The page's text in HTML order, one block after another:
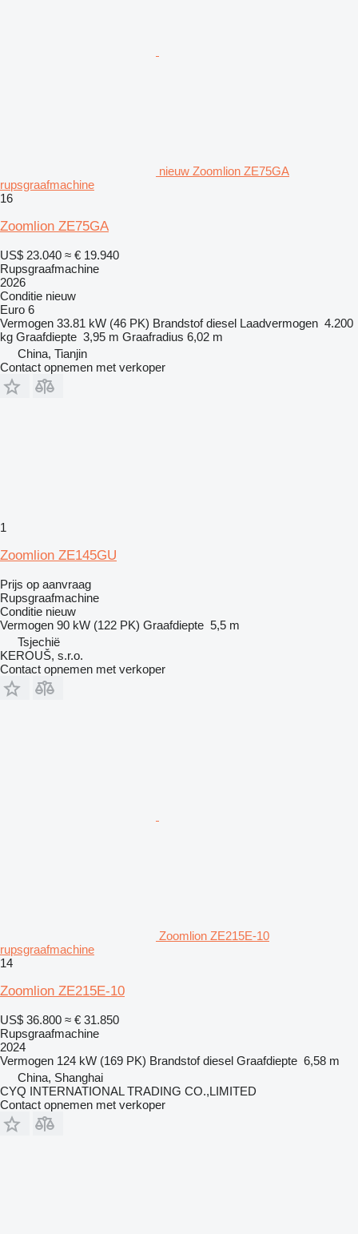
nieuw Zoomlion ZE75GA
rupsgraafmachine
16
Zoomlion ZE75GA
US$ 23.040 ≈ € 19.940
Rupsgraafmachine
2026
Conditie nieuw
Euro 6
Vermogen 33.81 kW (46 PK) Brandstof diesel Laadvermogen 4.200
kg Graafdiepte 3,95 m Graafradius 6,02 m
China, Tianjin
Contact opnemen met verkoper
1
Zoomlion ZE145GU
Prijs op aanvraag
Rupsgraafmachine
Conditie nieuw
Vermogen 90 kW (122 PK) Graafdiepte 5,5 m
Tsjechië
KEROUŠ, s.r.o.
Contact opnemen met verkoper
Zoomlion ZE215E-10
rupsgraafmachine
14
Zoomlion ZE215E-10
US$ 36.800 ≈ € 31.850
Rupsgraafmachine
2024
Vermogen 124 kW (169 PK) Brandstof diesel Graafdiepte 6,58 m
China, Shanghai
CYQ INTERNATIONAL TRADING CO.,LIMITED
Contact opnemen met verkoper